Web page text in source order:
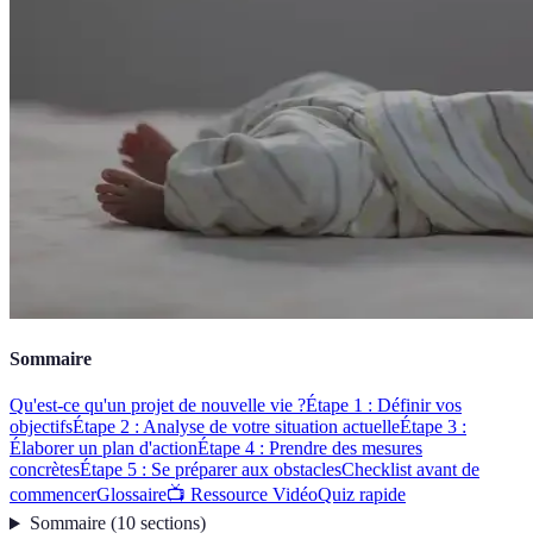
Sommaire
Qu'est-ce qu'un projet de nouvelle vie ?Étape 1 : Définir vos
objectifsÉtape 2 : Analyse de votre situation actuelleÉtape 3 :
Élaborer un plan d'actionÉtape 4 : Prendre des mesures
concrètesÉtape 5 : Se préparer aux obstaclesChecklist avant de
commencerGlossaire📺 Ressource VidéoQuiz rapide
Sommaire(10 sections)